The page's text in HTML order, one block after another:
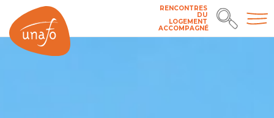
RENCONTRES
DU
LOGEMENT
ACCOMPAGNÉ